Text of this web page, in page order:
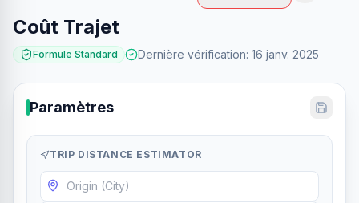
Coût Trajet
Formule Standard Dernière vérification: 16 janv. 2025
Paramètres
TRIP DISTANCE ESTIMATOR